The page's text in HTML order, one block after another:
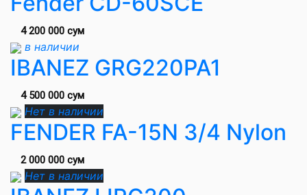
4 200 000 сум
в наличии
IBANEZ GRG220PA1
4 500 000 сум
Нет в наличии
FENDER FA-15N 3/4 Nylon
2 000 000 сум
Нет в наличии